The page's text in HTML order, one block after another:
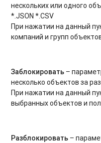
нескольких или одного
*.JSON *.CSV
При нажатии на данный
компаний и групп
Заблокировать –
несколько объектов за
При нажатии на данный
выбранных объектов и
Разблокировать –